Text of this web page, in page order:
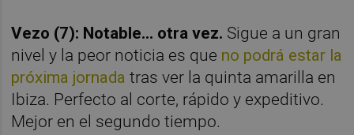
Vezo (7): Notable... otra vez. Sigue a un gran
nivel y la peor noticia es que no podrá estar la
próxima jornada tras ver la quinta amarilla en
Ibiza. Perfecto al corte, rápido y expeditivo.
Mejor en el segundo tiempo.